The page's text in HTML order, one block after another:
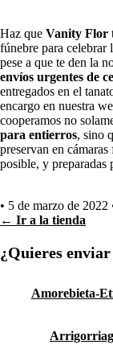
Haz que Vanity Flor
fúnebre para celebrar
pese a que te den la
envíos urgentes de
entregados en el
encargo en nuestra
cooperamos no
para entierros, sino
preservan en
posible, y preparadas
• 5 de marzo de 2022
← Ir a la tienda
¿Quieres
Amorebieta-